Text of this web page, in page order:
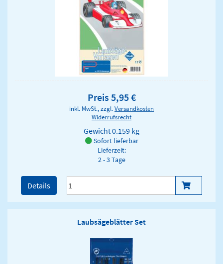
Preis 5,95 €
inkl. MwSt., zzgl.Versandkosten
Widerrufsrecht
Gewicht0.159 kg
Sofort lieferbar
Lieferzeit:
2 - 3 Tage
Details
Laubsägeblätter Set